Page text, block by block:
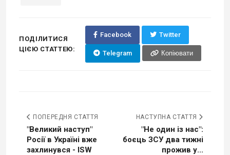
ПОДІЛИТИСЯ
ЦІЄЮ СТАТТЕЮ:
Facebook Twitter
Telegram Копіювати
ПОПЕРЕДНЯ СТАТТЯ
"Великий наступ"
Росії в Україні вже
захлинувся - ISW
НАСТУПНА СТАТТЯ
"Не один із нас":
боєць ЗСУ два тижні
прожив у...